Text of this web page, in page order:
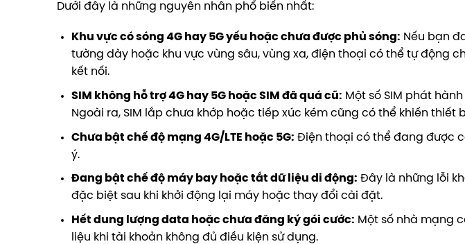
Dưới đây là những nguyên nhân phổ biến nhất:
Khu vực có sóng 4G hay 5G yếu hoặc chưa được phủ sóng: Nếu bạn
tường dày hoặc khu vực vùng sâu, vùng xa, điện thoại có thể tự động
kết nối.
SIM không hỗ trợ 4G hay 5G hoặc SIM đã quá cũ: Một số SIM phát
Ngoài ra, SIM lắp chưa khớp hoặc tiếp xúc kém cũng có thể khiến thiết
Chưa bật chế độ mạng 4G/LTE hoặc 5G: Điện thoại có thể đang được
ý.
Đang bật chế độ máy bay hoặc tắt dữ liệu di động: Đây là những lỗi
đặc biệt sau khi khởi động lại máy hoặc thay đổi cài đặt.
Hết dung lượng data hoặc chưa đăng ký gói cước: Một số nhà mạng
liệu khi tài khoản không đủ điều kiện sử dụng.